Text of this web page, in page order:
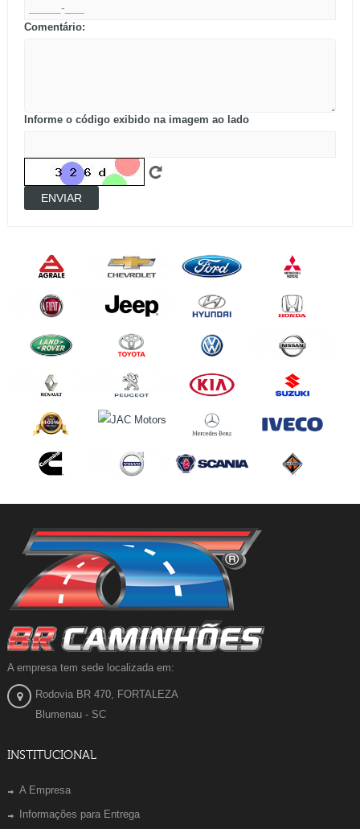
Comentário:
Informe o código exibido na imagem ao lado
ENVIAR
A empresa tem sede localizada em:
Rodovia BR 470, FORTALEZA
Blumenau - SC
INSTITUCIONAL
A Empresa
Informações para Entrega